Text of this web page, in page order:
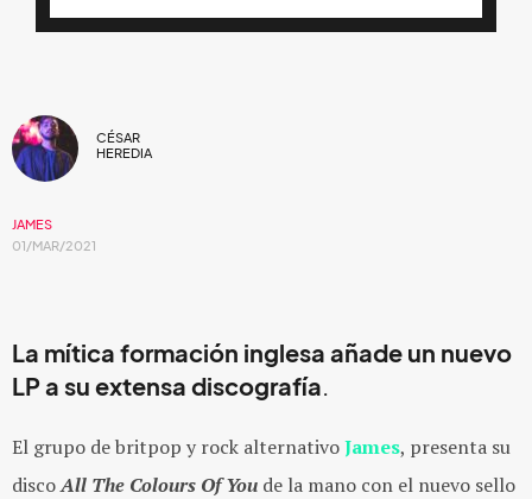
CÉSAR
HEREDIA
JAMES
01/MAR/2021
La mítica formación inglesa añade un nuevo
LP a su extensa discografía.
El grupo de britpop y rock alternativoJames, presenta su
discoAll The Colours Of You de la mano con el nuevo sello